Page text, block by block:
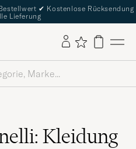
✔ Kostenlose Rücksendung
Lieferung
Kleidung